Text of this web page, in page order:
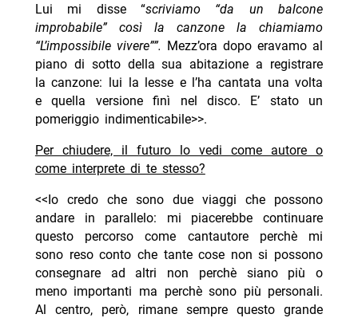
Lui mi disse “scriviamo “da un balcone
improbabile” così la canzone la chiamiamo
“L’impossibile vivere””. Mezz’ora dopo eravamo al
piano di sotto della sua abitazione a registrare
la canzone: lui la lesse e l’ha cantata una volta
e quella versione finì nel disco. E’ stato un
pomeriggio indimenticabile>>.
Per chiudere, il futuro lo vedi come autore o
come interprete di te stesso?
<<Io credo che sono due viaggi che possono
andare in parallelo: mi piacerebbe continuare
questo percorso come cantautore perchè mi
sono reso conto che tante cose non si possono
consegnare ad altri non perchè siano più o
meno importanti ma perchè sono più personali.
Al centro, però, rimane sempre questo grande